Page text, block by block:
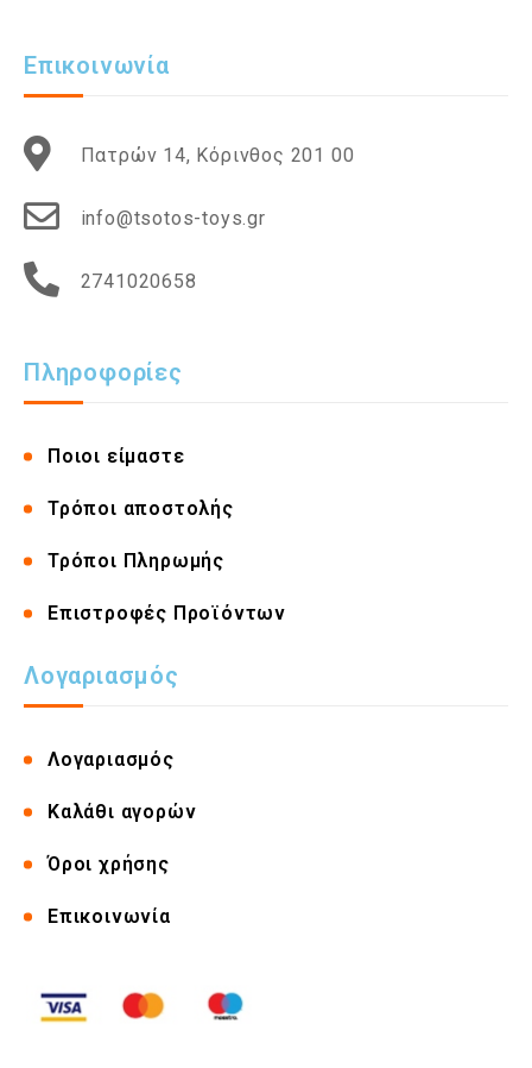
Επικοινωνία
Πατρών 14, Κόρινθος 201 00
info@tsotos-toys.gr
2741020658
Πληροφορίες
Ποιοι είμαστε
Τρόποι αποστολής
Τρόποι Πληρωμής
Επιστροφές Προϊόντων
Λογαριασμός
Λογαριασμός
Καλάθι αγορών
Όροι χρήσης
Επικοινωνία